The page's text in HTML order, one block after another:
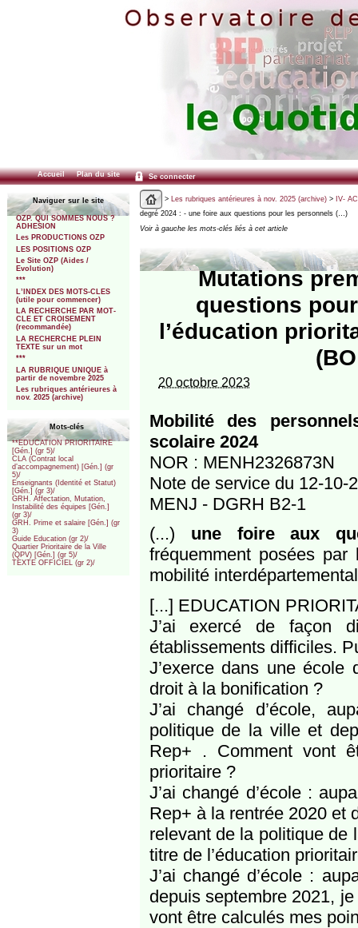
Accueil Plan du site Se connecter
Naviguer sur le site
OZP. QUI SOMMES NOUS ?
ADHESION
Les PRODUCTIONS OZP
LES POSITIONS OZP
Le Site OZP (Aides /
Evolution)
***
L’INDEX DES MOTS-CLES
(utile pour commencer)
LA RECHERCHE PAR MOT-
CLE ET CROISEMENT
(recommandée)
LA RECHERCHE PLEIN
TEXTE sur un mot
***
LA RUBRIQUE UNIQUE à
partir de novembre 2025
Les rubriques antérieures à
nov. 2025 (archive)
Mots-clés
**EDUCATION PRIORITAIRE
[Gén.] (gr 5)/
CLA (Contrat local
d’accompagnement) [Gén.] (gr
5)/
Enseignants (Identité et Statut)
[Gén.] (gr 3)/
GRH. Affectation, Mutation,
Instabilité des équipes [Gén.]
(gr 3)/
GRH. Prime et salaire [Gén.] (gr
3)
Guide Education (gr 2)/
Quartier Prioritaire de la Ville
(QPV) [Gén.] (gr 5)/
TEXTE OFFICIEL (gr 2)/
> Les rubriques antérieures à nov. 2025 (archive)> IV-
degré 2024 : - une foire aux questions pour les personnels (…)
Voir à gauche les mots-clés liés à cet article
Mutations
questions
l’éducation
20 octobre 2023
Mobilité des
scolaire 2024
NOR : MENH2326873N
Note de service du 12-10-
MENJ - DGRH B2-1
(...) une foire aux
fréquemment posées
mobilité
[...] EDUCATION
J’ai exercé de façon
établissements difficiles.
J’exerce dans une
droit à la bonification ?
J’ai changé d’école,
politique de la ville et
Rep+ . Comment vont
prioritaire ?
J’ai changé d’école :
Rep+ à la rentrée 2020 et
relevant de la politique de
titre de l’éducation
J’ai changé d’école :
depuis septembre 2021,
vont être calculés mes